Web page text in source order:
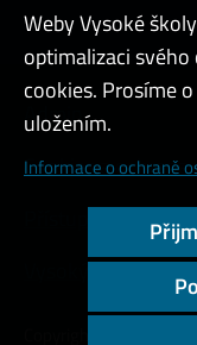
Admin
Cookies a ochrana
Přístupnost webu
Vysoký kontrast
Copyright © 2000 -
Weby Vysoké
optimalizaci
cookies. Prosíme
uložením.
Informace o ochraně